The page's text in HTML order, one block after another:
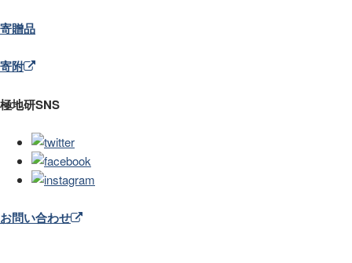
寄贈品
寄附
極地研SNS
お問い合わせ